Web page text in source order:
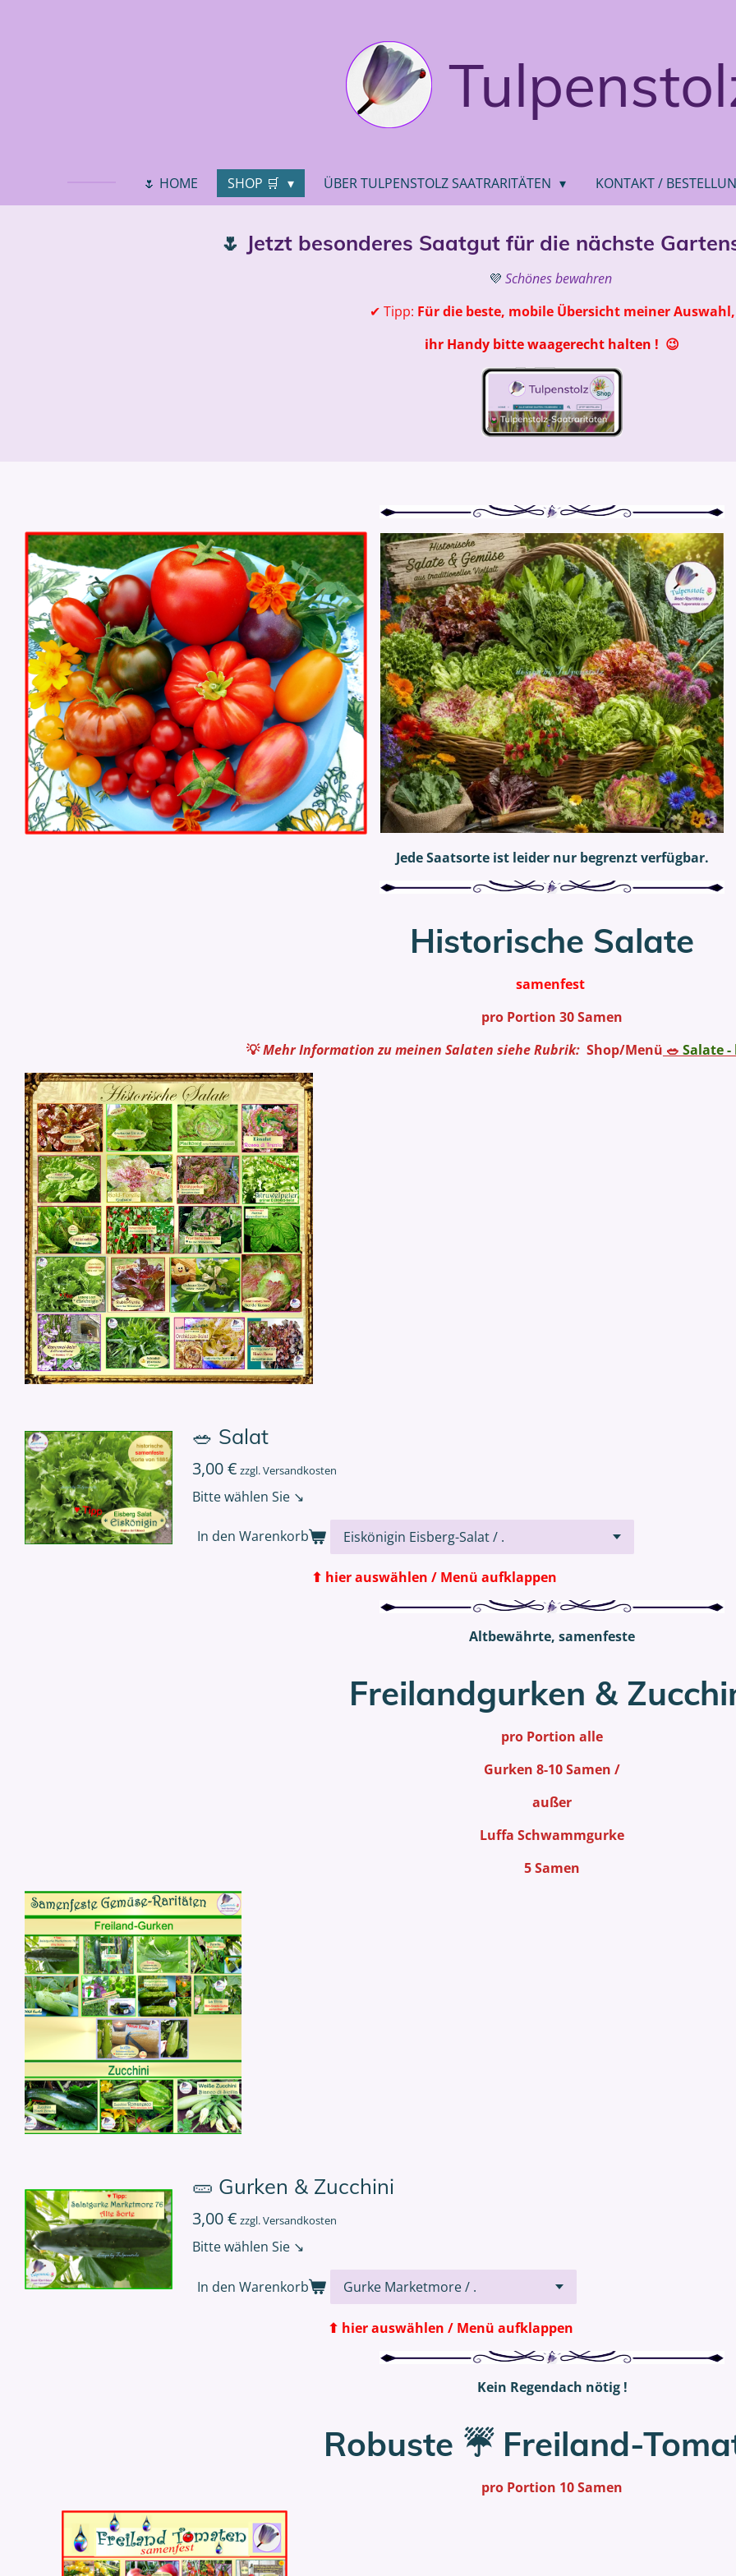
🌷 HOME SHOP 🛒 ÜBER TULPENSTOLZ SAATRARITÄTEN KONTAKT /
🌷 Jetzt besonderes Saatgut für die nächste
💜 Schönes bewahren
✔ Tipp: Für die beste, mobile Übersicht meiner Auswahl,
ihr Handy bitte waagerecht halten ! 😉
Jede Saatsorte ist leider nur begrenzt verfügbar.
Historische Salate
samenfest
pro Portion 30 Samen
💡Mehr Information zu meinen Salaten siehe Rubrik: Shop/Menü 🥗 Salate
🥗 Salat
3,00 € zzgl. Versandkosten
Bitte wählen Sie ↘
In den Warenkorb
⬆ hier auswählen / Menü aufklappen
Altbewährte, samenfeste
Freilandgurken &
pro Portion alle
Gurken 8-10 Samen /
außer
Luffa Schwammgurke
5 Samen
🥒 Gurken & Zucchini
3,00 € zzgl. Versandkosten
Bitte wählen Sie ↘
In den Warenkorb
⬆ hier auswählen / Menü aufklappen
Kein Regendach nötig !
Robuste ☔ Freiland-
pro Portion 10 Samen